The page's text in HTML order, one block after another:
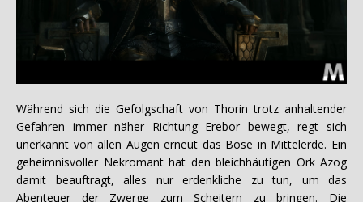
Während sich die Gefolgschaft von Thorin trotz anhaltender
Gefahren immer näher Richtung Erebor bewegt, regt sich
unerkannt von allen Augen erneut das Böse in Mittelerde. Ein
geheimnisvoller Nekromant hat den bleichhäutigen Ork Azog
damit beauftragt, alles nur erdenkliche zu tun, um das
Abenteuer der Zwerge zum Scheitern zu bringen. Die